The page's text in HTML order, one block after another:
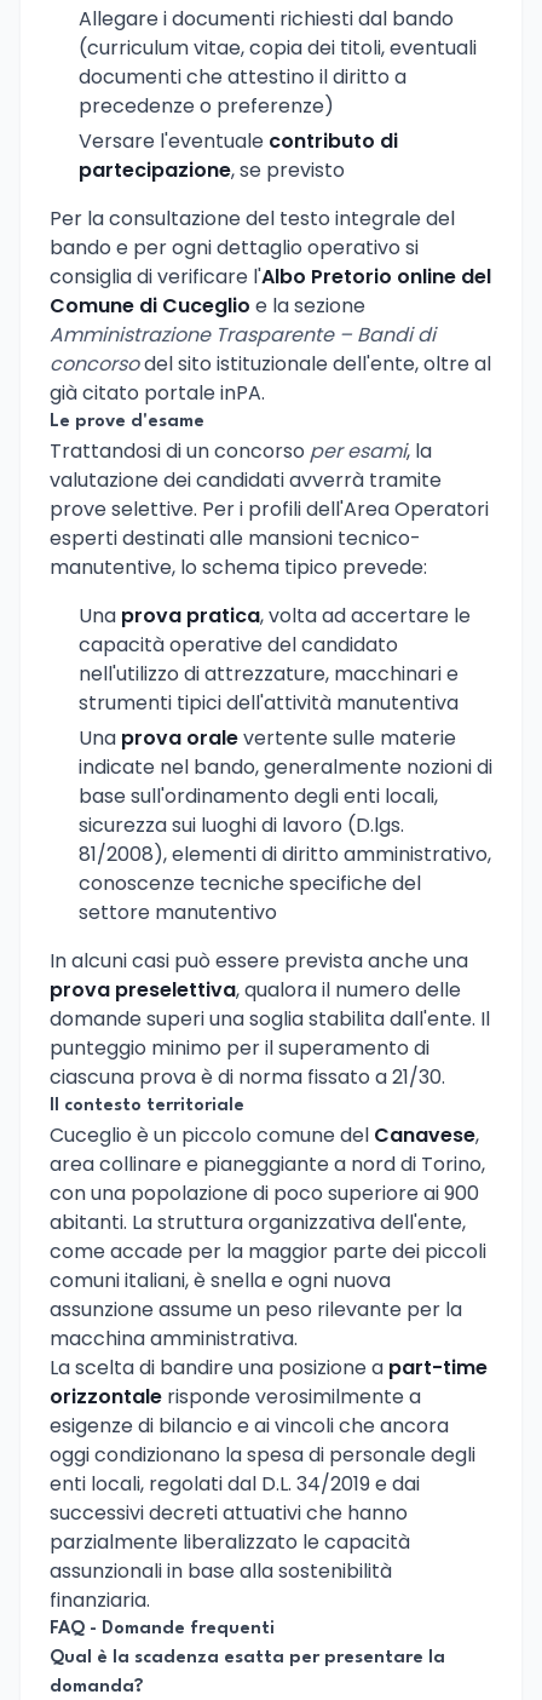
Allegare i documenti richiesti dal bando
(curriculum vitae, copia dei titoli, eventuali
documenti che attestino il diritto a
precedenze o preferenze)
Versare l'eventuale contributo di
partecipazione, se previsto
Per la consultazione del testo integrale del
bando e per ogni dettaglio operativo si
consiglia di verificare l'Albo Pretorio online del
Comune di Cuceglio e la sezione
Amministrazione Trasparente – Bandi di
concorsodel sito istituzionale dell'ente, oltre al
già citato portale inPA.
Le prove d'esame
Trattandosi di un concorso per esami, la
valutazione dei candidati avverrà tramite
prove selettive. Per i profili dell'Area Operatori
esperti destinati alle mansioni tecnico-
manutentive, lo schema tipico prevede:
Una prova pratica, volta ad accertare le
capacità operative del candidato
nell'utilizzo di attrezzature, macchinari e
strumenti tipici dell'attività manutentiva
Una prova oralevertente sulle materie
indicate nel bando, generalmente nozioni di
base sull'ordinamento degli enti locali,
sicurezza sui luoghi di lavoro (D.lgs.
81/2008), elementi di diritto amministrativo,
conoscenze tecniche specifiche del
settore manutentivo
In alcuni casi può essere prevista anche una
prova preselettiva, qualora il numero delle
domande superi una soglia stabilita dall'ente. Il
punteggio minimo per il superamento di
ciascuna prova è di norma fissato a 21/30.
Il contesto territoriale
Cuceglio è un piccolo comune del Canavese,
area collinare e pianeggiante a nord di Torino,
con una popolazione di poco superiore ai 900
abitanti. La struttura organizzativa dell'ente,
come accade per la maggior parte dei piccoli
comuni italiani, è snella e ogni nuova
assunzione assume un peso rilevante per la
macchina amministrativa.
La scelta di bandire una posizione a part-time
orizzontale risponde verosimilmente a
esigenze di bilancio e ai vincoli che ancora
oggi condizionano la spesa di personale degli
enti locali, regolati dal D.L. 34/2019 e dai
successivi decreti attuativi che hanno
parzialmente liberalizzato le capacità
assunzionali in base alla sostenibilità
finanziaria.
FAQ - Domande frequenti
Qual è la scadenza esatta per presentare la
domanda?